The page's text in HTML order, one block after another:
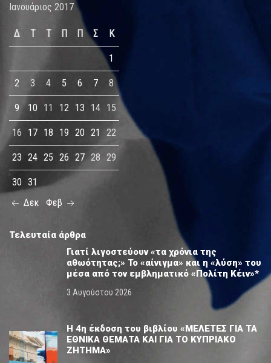
Ιανουάριος 2017
Δ Τ Τ Π Π Σ Κ
1
2 3 4 5 6 7 8
9 10 11 12 13 14 15
16 17 18 19 20 21 22
23 24 25 26 27 28 29
30 31
Δεκ
Φεβ
Τελευταία άρθρα
Γιατί λιγοστεύουν «τα χρόνια της
αθωότητας;» Το «αίνιγμα» και η «λύση» του
μέσα από τον εμβληματικό «Πολίτη Κέιν»*
3 Αυγούστου 2026
Η 4η έκδοση του βιβλίου «ΜΕΛΕΤΕΣ ΓΙΑ ΤΑ
ΕΘΝΙΚΑ ΘΕΜΑΤΑ ΚΑΙ ΓΙΑ ΤΟ ΚΥΠΡΙΑΚΟ
ΖΗΤΗΜΑ»